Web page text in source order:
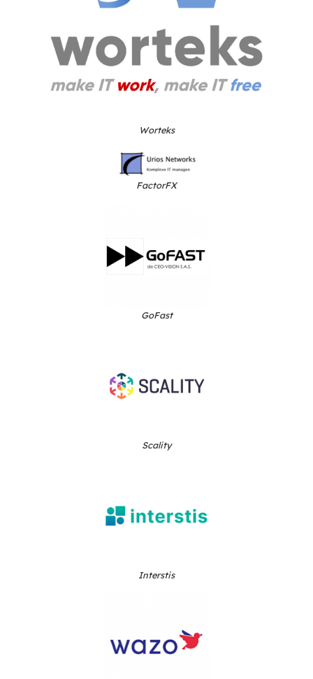
Manuel Guilley, Support produit et
qui construisent et améliorent au quotidien
Le BlueMind Summit est une occasion unique
rencontrer ceux qui « font » BlueMind.
PARTENAIRES ET DES
CLIENTS
pour permettre de discuter avec des
contacts, échangez dans un espace convivial
à la discussion.